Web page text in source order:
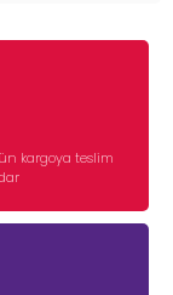
kargoya teslim